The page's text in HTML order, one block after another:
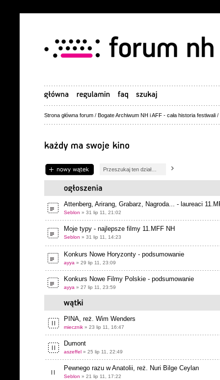
Strona główna forum / Bogate Archiwum NH i AFF - cała historia festiwali /
Napisz wątek
Attenberg, Arirang, Grabarz, Nagroda... - laureaci
Seblon » 31 lip 11, 21:02
Moje typy - najlepsze filmy 11.MFF NH
Seblon » 31 lip 11, 14:23
Konkurs Nowe Horyzonty - podsumowanie
ayya » 29 lip 11, 23:09
Konkurs Nowe Filmy Polskie - podsumowanie
ayya » 27 lip 11, 23:59
PINA, reż. Wim Wenders
miecznik » 23 lip 11, 16:47
Dumont
aszeffel » 25 lip 11, 22:49
Pewnego razu w Anatolii, reż. Nuri Bilge Ceylan
Seblon » 21 lip 11, 17:22